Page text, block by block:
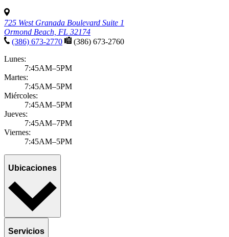
725 West Granada Boulevard Suite 1
Ormond Beach, FL 32174
(386) 673-2770
(386) 673-2760
Lunes:
7:45AM–5PM
Martes:
7:45AM–5PM
Miércoles:
7:45AM–5PM
Jueves:
7:45AM–7PM
Viernes:
7:45AM–5PM
Ubicaciones
Servicios